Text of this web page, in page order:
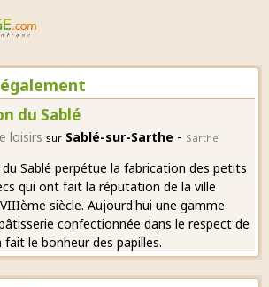
du Sablé
loisirs sur Sablé-sur-Sarthe - Sarthe
Sablé perpétue la fabrication des petits
qui ont fait la réputation de la ville
siècle. Aujourd'hui une gamme
confectionnée dans le respect de
le bonheur des papilles.